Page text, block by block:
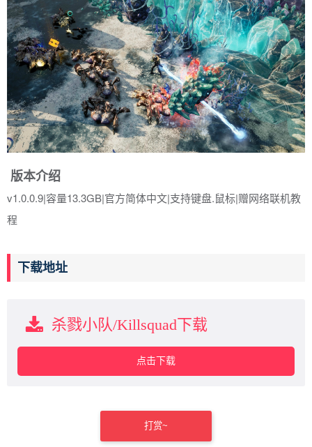
版本介绍
v1.0.0.9|容量13.3GB|官方简体中文|支持键盘.鼠标|赠网络联机教
程
下载地址
杀戮小队/Killsquad下载
点击下载
打赏~